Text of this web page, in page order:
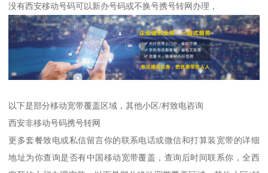
没有西安移动号码可以新办号码或不换号携号转网办理，
以下是部分移动宽带覆盖区域，其他小区/村致电咨询
西安非移动号码携号转网
更多套餐致电或私信留言你的联系电话或微信和打算装宽带的详细
地址为你查询是否有中国移动宽带覆盖，查询后时间联系你，全西